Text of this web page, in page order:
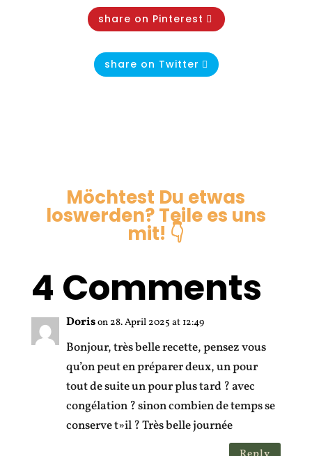
share on Pinterest
share on Twitter
Möchtest Du etwas
loswerden? Teile es uns
mit! 👇
4 Comments
Dorison 28. April 2025 at 12:49
Bonjour, très belle recette, pensez vous
qu’on peut en préparer deux, un pour
tout de suite un pour plus tard ? avec
congélation ? sinon combien de temps se
conserve t»il ? Très belle journée